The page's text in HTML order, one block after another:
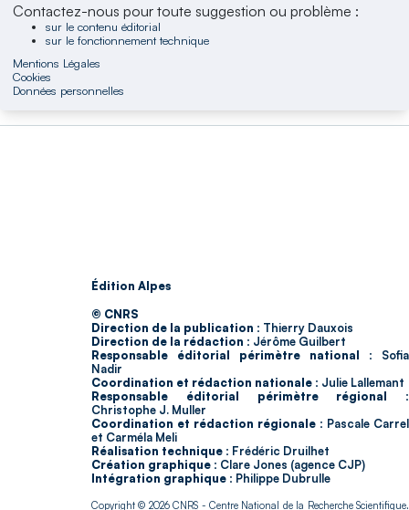
Contactez-nous pour toute suggestion ou problème :
sur le contenu éditorial
sur le fonctionnement technique
Mentions Légales
Cookies
Données personnelles
Édition Alpes
© CNRS
Direction de la publication : Thierry Dauxois
Direction de la rédaction : Jérôme Guilbert
Responsable éditorial périmètre national : Sofia
Nadir
Coordination et rédaction nationale : Julie Lallemant
Responsable éditorial périmètre régional :
Christophe J. Muller
Coordination et rédaction régionale : Pascale Carrel
et Carméla Meli
Réalisation technique : Frédéric Druilhet
Création graphique : Clare Jones (agence CJP)
Intégration graphique : Philippe Dubrulle
Copyright © 2026CNRS - Centre National de la Recherche Scientifique.